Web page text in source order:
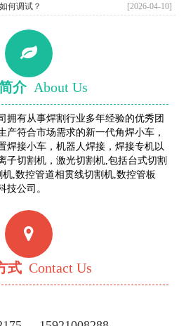
[2026-04-10]
何调试？
介 About Us
拥有从事焊割行业多年经验的优秀团
产符合市场需求的新一代角焊小车，
焊接小车，机器人焊接，焊接专机以
子切割机，激光切割机,包括台式切割
,数控管道相贯线切割机,数控管板
技公司。
式 Contact Us